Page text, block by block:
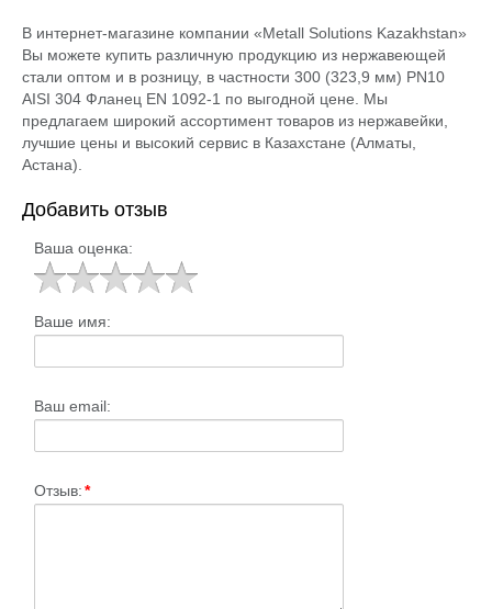
В интернет-магазине компании «Metall Solutions Kazakhstan»
Вы можете купить различную продукцию из нержавеющей
стали оптом и в розницу, в частности 300 (323,9 мм) PN10
AISI 304 Фланец EN 1092-1 по выгодной цене. Мы
предлагаем широкий ассортимент товаров из нержавейки,
лучшие цены и высокий сервис в Казахстане (Алматы,
Астана).
Добавить отзыв
Ваша оценка:
Ваше имя:
Ваш email:
Отзыв:*